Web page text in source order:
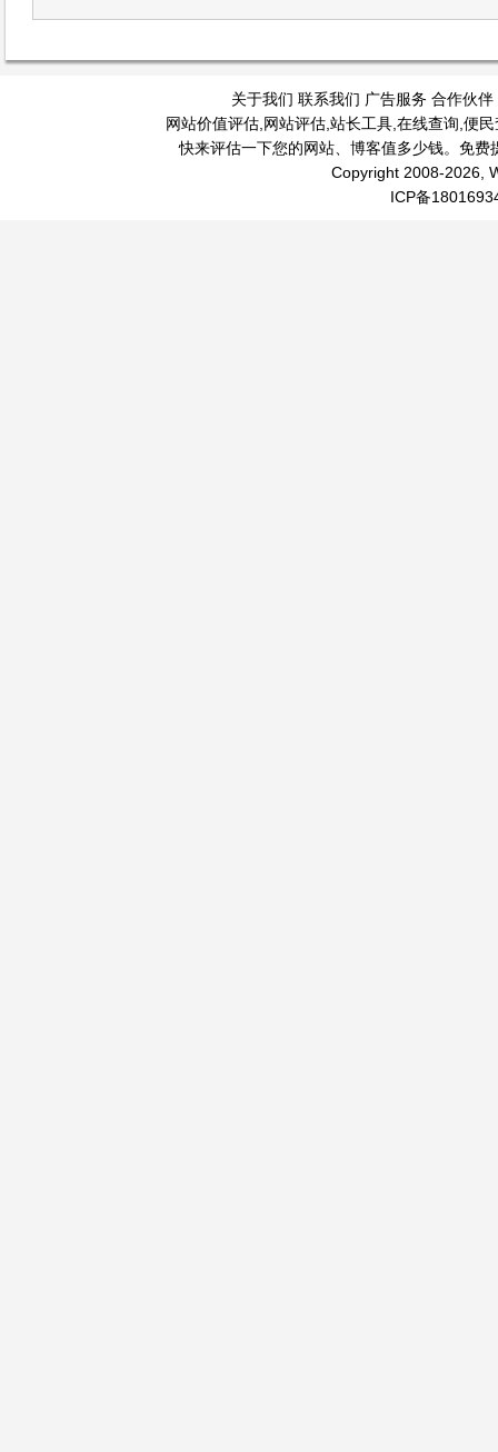
关于我们 联系我们 广告服务 合作伙伴
网站价值评估, 网站评估, 站长工具, 在线查询 便民
快来评估一下您的网站、博客值多少钱。免
Copyright 2008-2026,
ICP备